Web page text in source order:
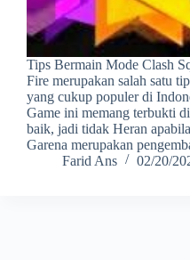
Tips Bermain Mode Clash
Fire merupakan salah satu
yang cukup populer di
Game ini memang terbukti
baik, jadi tidak Heran
Garena merupakan
Farid Ans
02/20/